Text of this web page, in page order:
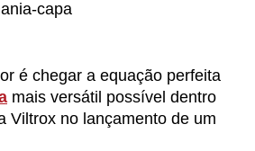
é chegar a equação perfeita
mais versátil possível dentro
Viltrox no lançamento de um